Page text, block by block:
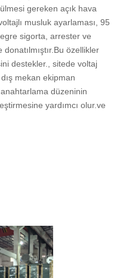
gereken açık hava
musluk ayarlaması, 95
sigorta, arrester ve
özellikler
destekler., sitede voltaj
mekan ekipman
düzeninin
yardımcı olur.ve